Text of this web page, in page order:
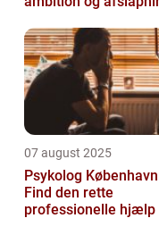
07 august 2025
Psykolog
Find den rette
professionelle hjælp